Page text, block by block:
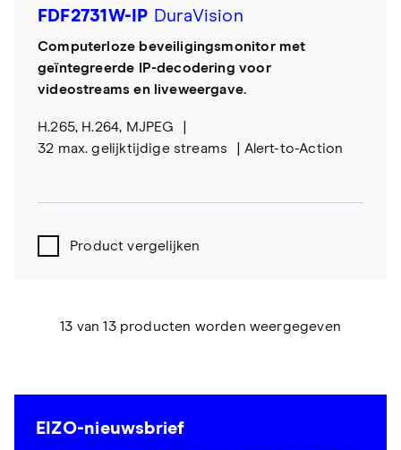
FDF2731W-IP DuraVision
Computerloze beveiligingsmonitor met
geïntegreerde IP-decodering voor
videostreams en liveweergave.
H.265, H.264, MJPEG
32 max. gelijktijdige streams
Alert-to-Action
Product vergelijken
13 van 13 producten worden weergegeven
EIZO-nieuwsbrief